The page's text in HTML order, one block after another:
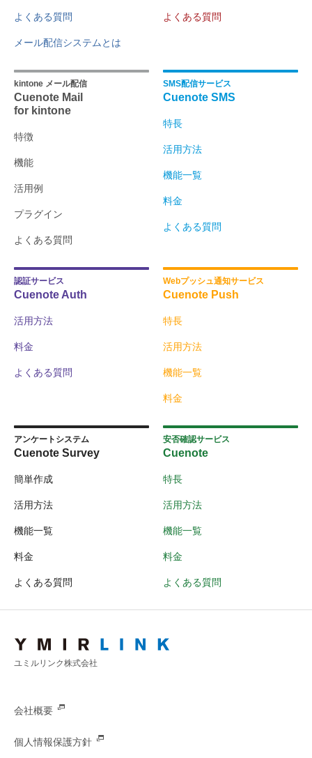
よくある質問
メール配信システムとは
よくある質問
kintone メール配信
Cuenote Mail
for kintone
特徴
機能
活用例
プラグイン
よくある質問
SMS配信サービス
Cuenote SMS
特長
活用方法
機能一覧
料金
よくある質問
認証サービス
Cuenote Auth
活用方法
料金
よくある質問
Webプッシュ通知サービス
Cuenote Push
特長
活用方法
機能一覧
料金
アンケートシステム
Cuenote Survey
簡単作成
活用方法
機能一覧
料金
よくある質問
安否確認サービス
Cuenote
特長
活用方法
機能一覧
料金
よくある質問
ユミルリンク株式会社
会社概要
個人情報保護方針